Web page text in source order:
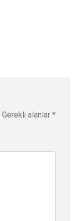
Gerekli alanlar *